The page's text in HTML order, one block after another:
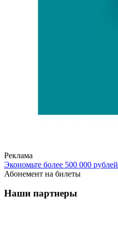
Реклама
Экономьте более 500 000 рублей
Абонемент на билеты
Наши партнеры